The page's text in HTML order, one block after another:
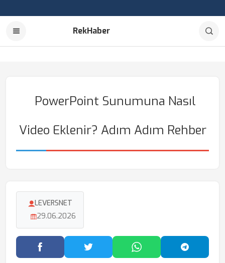
RekHaber
PowerPoint Sunumuna Nasıl
Video Eklenir? Adım Adım Rehber
LEVERSNET
29.06.2026
Facebook'ta PaylaşTwitter'da PaylaşWhatsApp'ta Paylaş